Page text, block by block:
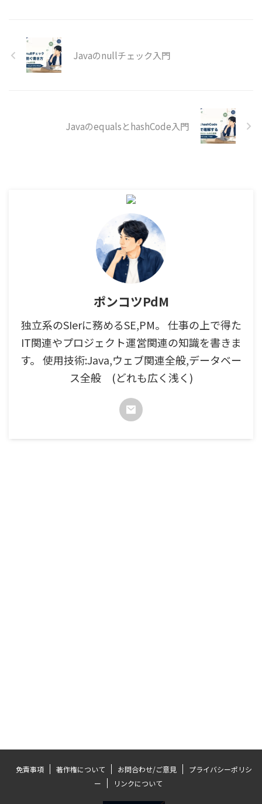
てからその結果を
BindingResult#hasErrorで受け
取る必要が出たのでメソッド
te @Valid UserInquiryForm
Javaのnullチェック入門
JavaのequalsとhashCode入門
ポンコツPdM
独立系のSIerに務めるSE,PM。 仕事の上で得た
IT関連やプロジェクト運営関連の知識を書きま
す。 使用技術:Java,ウェブ関連全般,データベー
ス全般 (どれも広く浅く)
免責事項 著作権について お問合わせ/ご意見
プライバシーポリシ
ー
リンクについて